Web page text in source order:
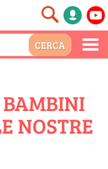
NOSTRE